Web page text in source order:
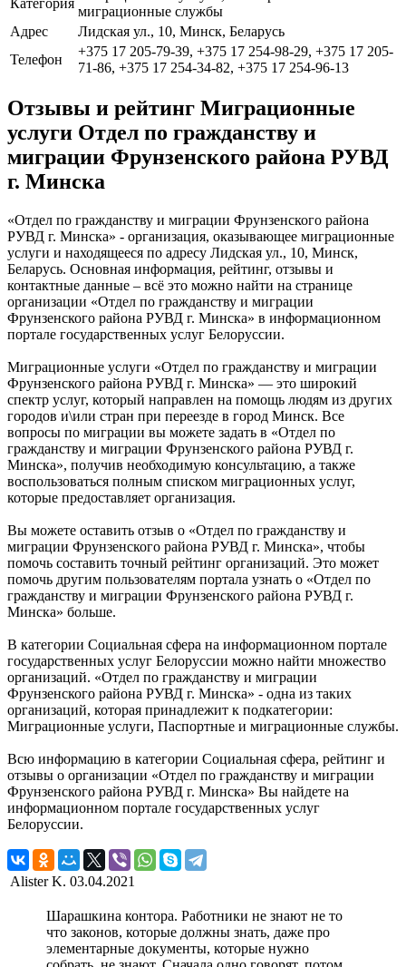
миграционные службы
Адрес
Лидская ул., 10, Минск, Беларусь
Телефон
+375 17 205-79-39, +375 17 254-98-29, +375 17 205-
71-86, +375 17 254-34-82, +375 17 254-96-13
Отзывы и рейтинг Миграционные
услуги Отдел по гражданству и
миграции Фрунзенского района РУВД
г. Минска
«Отдел по гражданству и миграции Фрунзенского района
РУВД г. Минска» - организация, оказывающее миграционные
услуги и находящееся по адресу Лидская ул., 10, Минск,
Беларусь. Основная информация, рейтинг, отзывы и
контактные данные – всё это можно найти на странице
организации «Отдел по гражданству и миграции
Фрунзенского района РУВД г. Минска» в информационном
портале государственных услуг Белоруссии.
Миграционные услуги «Отдел по гражданству и миграции
Фрунзенского района РУВД г. Минска» — это широкий
спектр услуг, который направлен на помощь людям из других
городов и\или стран при переезде в город Минск. Все
вопросы по миграции вы можете задать в «Отдел по
гражданству и миграции Фрунзенского района РУВД г.
Минска», получив необходимую консультацию, а также
воспользоваться полным списком миграционных услуг,
которые предоставляет организация.
Вы можете оставить отзыв о «Отдел по гражданству и
миграции Фрунзенского района РУВД г. Минска», чтобы
помочь составить точный рейтинг организаций. Это может
помочь другим пользователям портала узнать о «Отдел по
гражданству и миграции Фрунзенского района РУВД г.
Минска» больше.
В категории Социальная сфера на информационном портале
государственных услуг Белоруссии можно найти множество
организаций. «Отдел по гражданству и миграции
Фрунзенского района РУВД г. Минска» - одна из таких
организаций, которая принадлежит к подкатегории:
Миграционные услуги, Паспортные и миграционные службы.
Всю информацию в категории Социальная сфера, рейтинг и
отзывы о организации «Отдел по гражданству и миграции
Фрунзенского района РУВД г. Минска» Вы найдете на
информационном портале государственных услуг
Белоруссии.
Alister K. 03.04.2021
Шарашкина контора. Работники не знают не то
что законов, которые должны знать, даже про
элементарные документы, которые нужно